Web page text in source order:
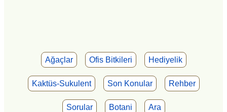
Ağaçlar Ofis Bitkileri Hediyelik
Kaktüs-Sukulent Son Konular Rehber
Sorular Botani Ara